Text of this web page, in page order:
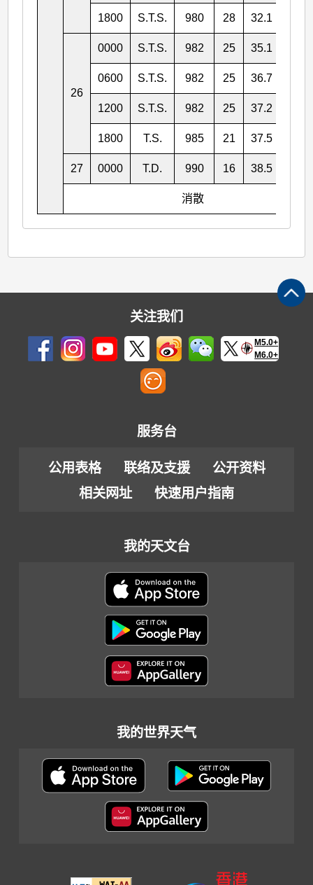
1800 S.T.S. 980 28 32.1
26
0000 S.T.S. 982 25 35.1
0600 S.T.S. 982 25 36.7
1200 S.T.S. 982 25 37.2
1800 T.S. 985 21 37.5
27 0000 T.D. 990 16 38.5
消散
关注我们
M5.0+
M6.0+
服务台
公用表格 联络及支援
公开资料
相关网址
快速用户指南
我的天文台
我的世界天气